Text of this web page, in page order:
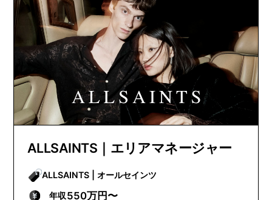
ALLSAINTS｜エリアマネージャー
ALLSAINTS | オールセインツ
年収550万円〜